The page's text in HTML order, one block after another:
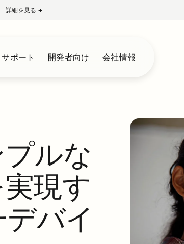
詳細を見る →新しいタブで開く
ポート 開発者向け 会社情報
ルな
現す
バイ